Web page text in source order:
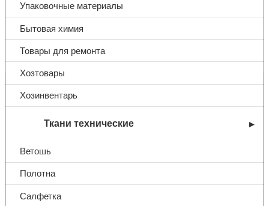
Упаковочные материалы
Бытовая химия
Товары для ремонта
Хозтовары
Хозинвентарь
Ткани технические
Ветошь
Полотна
Салфетка
Вы недавно смотрели
Контакты
+7 (831) 214-01-31
101@adk52.ru